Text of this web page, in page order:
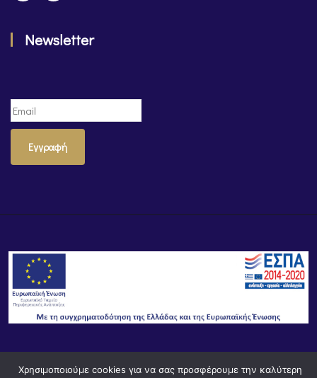
Newsletter
Εγγραφή
© Powered by Knowledge AE
Χρησιμοποιούμε cookies για να σας προσφέρουμε την καλύτερη